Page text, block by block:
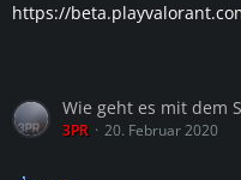
https://
Wie geht es mit dem
3PR 20. Februar 2020